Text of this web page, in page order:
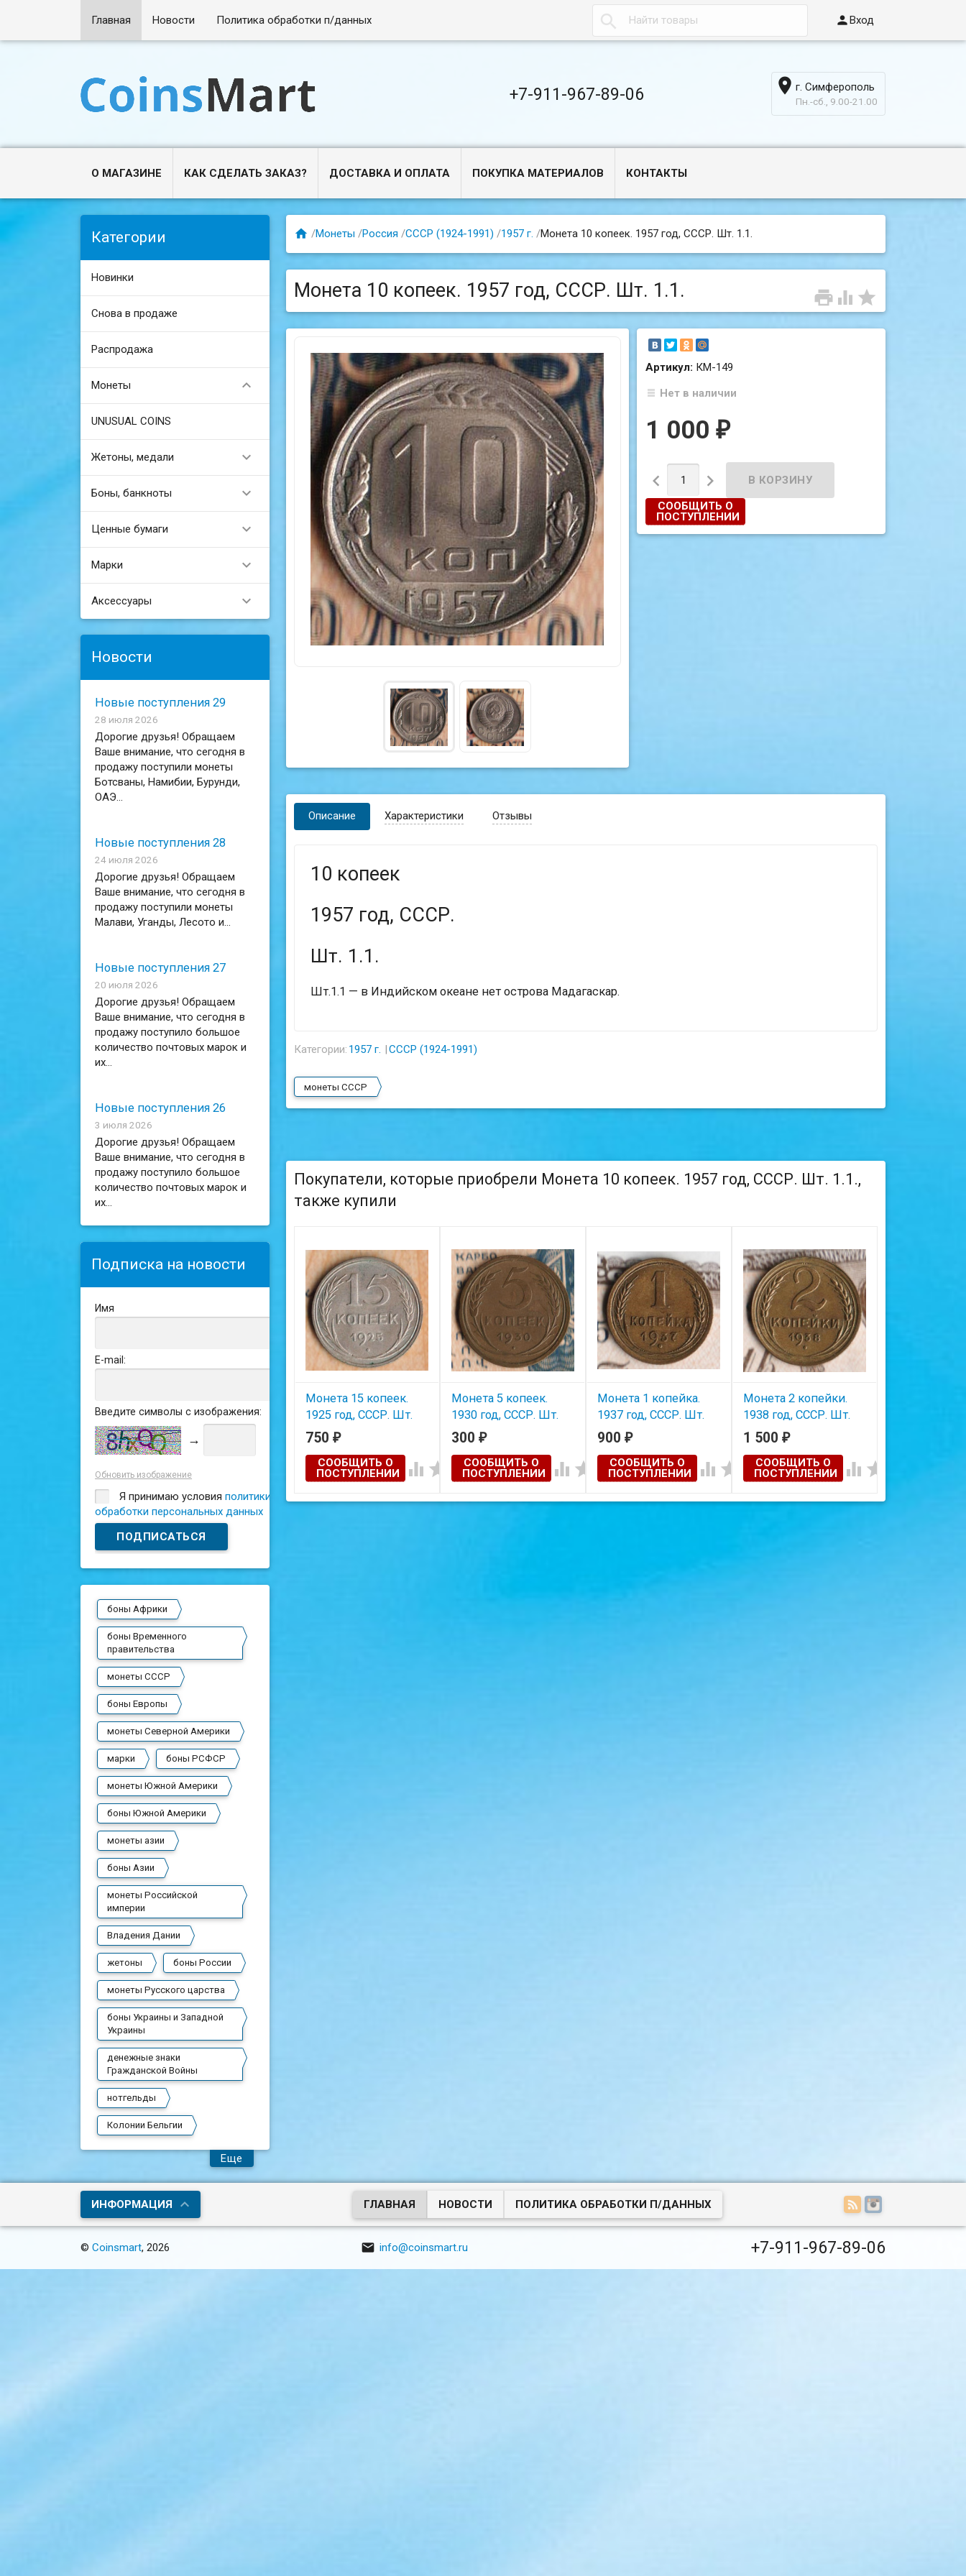
Главная Новости Политика обработки п/данных  Вход
+7-911-967-89-06  г. Симферополь
Пн.-сб., 9.00-21.00
О МАГАЗИНЕ КАК СДЕЛАТЬ ЗАКАЗ? ДОСТАВКА И ОПЛАТА ПОКУПКА МАТЕРИАЛОВ КОНТАКТЫ
Категории
Новинки
Снова в продаже
Распродажа
Монеты 
UNUSUAL COINS
Жетоны, медали 
Боны, банкноты 
Ценные бумаги 
Марки 
Аксессуары 
Новости
Новые поступления 29
28 июля 2026
Дорогие друзья! Обращаем
Ваше внимание, что сегодня в
продажу поступили монеты
Ботсваны, Намибии, Бурунди,
ОАЭ...
Новые поступления 28
24 июля 2026
Дорогие друзья! Обращаем
Ваше внимание, что сегодня в
продажу поступили монеты
Малави, Уганды, Лесото и...
Новые поступления 27
20 июля 2026
Дорогие друзья! Обращаем
Ваше внимание, что сегодня в
продажу поступило большое
количество почтовых марок и
их...
Новые поступления 26
3 июля 2026
Дорогие друзья! Обращаем
Ваше внимание, что сегодня в
продажу поступило большое
количество почтовых марок и
их...
Подписка на новости
Имя
E-mail:
Введите символы с изображения:
→
Обновить изображение
Я принимаю условияполитики
обработки персональных данных
боны Африки
боны Временного
правительства
монеты СССР
боны Европы
монеты Северной Америки
марки боны РСФСР
монеты Южной Америки
боны Южной Америки
монеты азии
боны Азии
монеты Российской
империи
Владения Дании
жетоны боны России
монеты Русского царства
боны Украины и Западной
Украины
денежные знаки
Гражданской Войны
нотгельды
Колонии Бельгии
Еще
 /Монеты /Россия /СССР (1924-1991) /1957 г. /Монета 10 копеек. 1957 год, СССР. Шт. 1.1.
  
Монета 10 копеек. 1957 год, СССР. Шт. 1.1.
Артикул: КМ-149
Нет в наличии
1 000₽
 
СООБЩИТЬ О
ПОСТУПЛЕНИИ
Описание Характеристики Отзывы
10 копеек
1957 год, СССР.
Шт. 1.1.
Шт.1.1 — в Индийском океане нет острова Мадагаскар.
Категории: 1957 г. СССР (1924-1991)
монеты СССР
Покупатели, которые приобрели Монета 10 копеек. 1957 год, СССР. Шт. 1.1.,
также купили
Монета 15 копеек.
1925 год, СССР. Шт.
1.22А.
750 ₽
СООБЩИТЬ О
ПОСТУПЛЕНИИ
 
Монета 5 копеек.
1930 год, СССР. Шт.
1.2.
300 ₽
СООБЩИТЬ О
ПОСТУПЛЕНИИ
 
Монета 1 копейка.
1937 год, СССР. Шт.
1.1М.
900 ₽
СООБЩИТЬ О
ПОСТУПЛЕНИИ
 
Монета 2 копейки.
1938 год, СССР. Шт.
1.2А.
1 500 ₽
СООБЩИТЬ О
ПОСТУПЛЕНИИ
 
ИНФОРМАЦИЯ ГЛАВНАЯ НОВОСТИ ПОЛИТИКА ОБРАБОТКИ П/ДАННЫХ
©Coinsmart, 2026  info@coinsmart.ru +7-911-967-89-06